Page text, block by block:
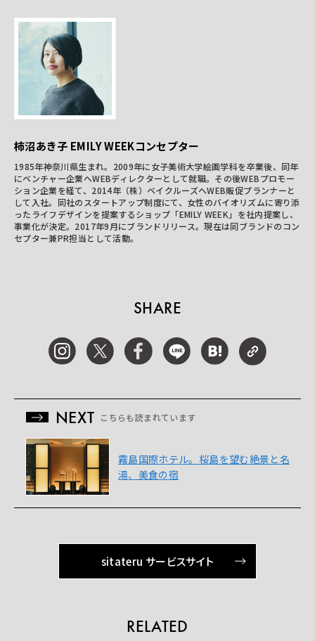
柿沼あき子 EMILY WEEKコンセプター
1985年神奈川県生まれ。 2009年に女子美術大学絵画学科を卒業後、同年
にベンチャー企業へWEBディレクターとして就職。その後WEBプロモー
ション企業を経て、 2014年（株）ベイクルーズへWEB販促プランナーと
して入社。同社のスタートアップ制度にて、女性のバイオリズムに寄り添
ったライフデザインを提案するショップ「EMILY WEEK 」を社内提案し、
事業化が決定。 2017年9月にブランドリリース。現在は同ブランドのコン
セプター兼PR担当として活動。
SHARE
NEXT こちらも読まれています
霧島国際ホテル。桜島を望む絶景と名
湯、美食の宿
sitateru サービスサイト
RELATED